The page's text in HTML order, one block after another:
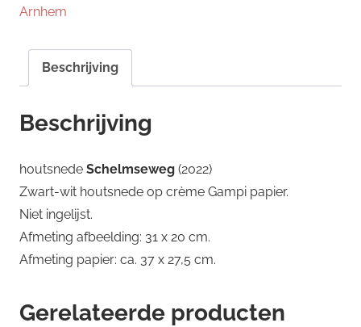
Arnhem
Beschrijving
Beschrijving
houtsnede Schelmseweg (2022)
Zwart-wit houtsnede op crème Gampi papier.
Niet ingelijst.
Afmeting afbeelding: 31 x 20 cm.
Afmeting papier: ca. 37 x 27,5 cm.
Gerelateerde producten